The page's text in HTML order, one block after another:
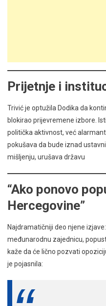
Prijetnje i
Trivić je optužila Dodika da
blokirao prijevremene izbore.
politička aktivnost, već
pokušava da bude iznad
mišljenju, urušava državu
“Ako ponovo
Hercegovine”
Najdramatičniji deo njene
međunarodnu zajednicu,
kaže da će lično pozvati
je pojasnila: